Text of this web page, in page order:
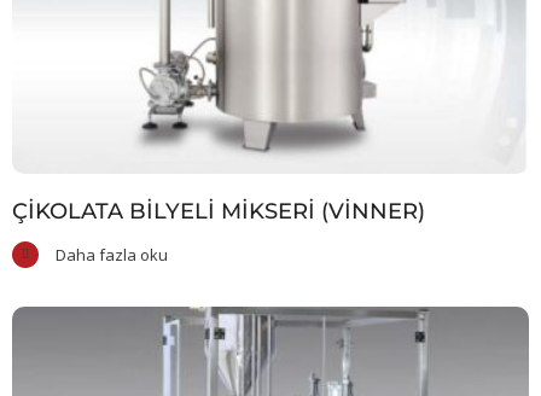
ÇIKOLATA BILYELI MIKSERI (VİNNER)
Daha fazla oku